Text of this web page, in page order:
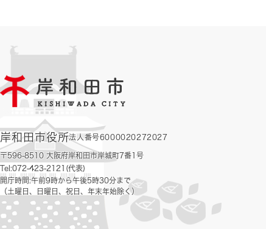
岸和田市役所法人番号6000020272027
〒596-8510 大阪府岸和田市岸城町7番1号
Tel:072-423-2121(代表)
開庁時間:午前9時から午後5時30分まで
（土曜日、日曜日、祝日、年末年始除く）